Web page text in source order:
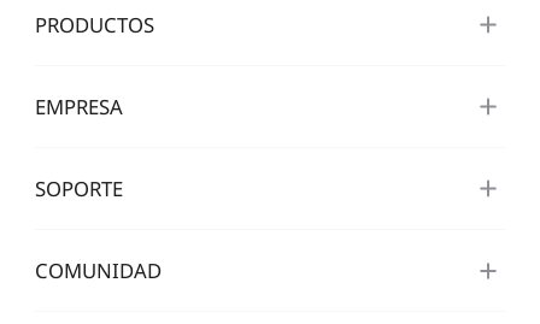
PRODUCTOS
EMPRESA
SOPORTE
COMUNIDAD